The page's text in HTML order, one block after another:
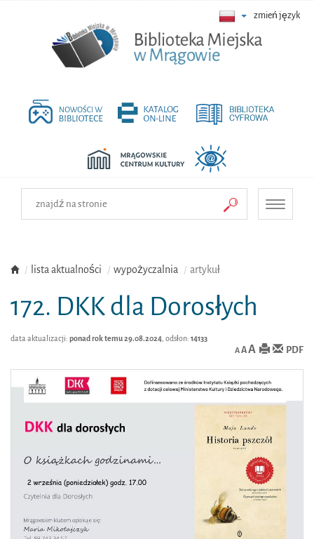
zmień język
Toggle
lista aktualności wypożyczalnia artykuł
172. DKK dla Dorosłych
data aktualizacji: ponad rok temu 29.08.2024 , odsłon: 14133
AAA PDF